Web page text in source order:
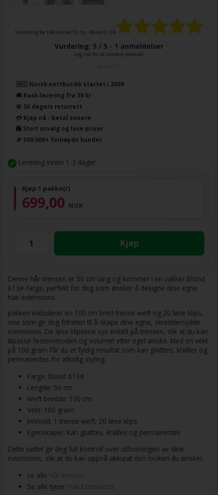
Vurdering for Hår-trense 50 cm, Blond 613#
Vurdering: 5 / 5 - 1 anmeldelser
Log ind for at vurdere produkt
🇳🇴 Norsk nettbutikk startet i 2009
🚚 Rask levering fra 39 kr
🌸 30 dagers returrett
💳 Kjøp nå - betal senere
🛍️ Stort utvalg og lave priser
🎉 500.000+ fornøyde kunder
Levering innen 1-3 dager
Kjøp 1 pakke(r)
699,00 NOK
Kjøp
Denne hår-trensen er 50 cm lang og kommer i en vakker Blond
613#-farge, perfekt for deg som ønsker å designe dine egne
hair extensions.
pakken inkluderer en 100 cm bred trense-weft og 20 løse klips,
noe som gir deg friheten til å skape dine egne, skreddersydde
extensions. De løse klipsene sys enkelt på trensen, slik at du kan
tilpasse festemetoden og volumet etter eget ønske. Med en vekt
på 100 gram får du et fyldig resultat som kan glatttes, krølles og
permanentes for allsidig styling.
Farge: Blond 613#
Lengde: 50 cm
Weft bredde: 100 cm
Vekt: 100 gram
Innhold: 1 trense-weft, 20 løse klips
Egenskaper: Kan glatttes, krølles og permanentes
Dette settet gir deg full kontroll over utformingen av dine
extensions, slik at du kan oppnå akkurat den looken du ønsker.
se alle Hår trenser
Se alle typer Hair Extensions